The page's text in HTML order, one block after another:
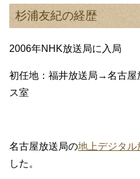
杉浦友紀の経歴
2006年NHK放送局に入局
初任地：福井放送局→名古
ス室
名古屋放送局の地上デジタル
した。